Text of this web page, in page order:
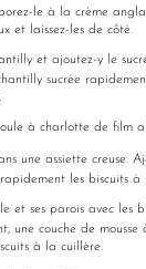
le à la crème
et laissez-les de côté.
et ajoutez-y le
sucrée
à charlotte de film
une assiette creuse.
les biscuits à
et ses parois avec les
une couche de
à la cuillère.